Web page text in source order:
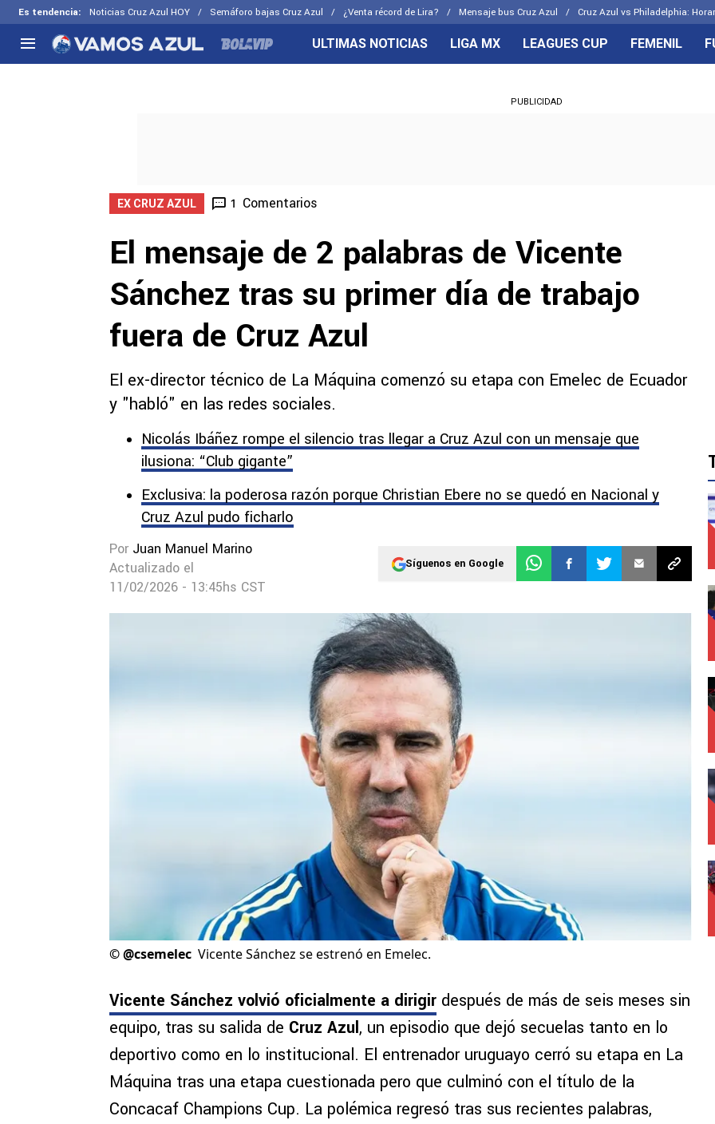
Es tendencia: Noticias Cruz Azul HOY Semáforo bajas Cruz Azul ¿Venta récord de Lira? Mensaje bus Cruz Azul Cruz Azul vs Philadelphia:
Selección Mexicana
CELESTES
ULTIMAS NOTICIAS LIGA MX LEAGUES CUP FEMENIL
PUBLICIDAD
EX CRUZ AZUL 1 Comentarios
El mensaje de 2 palabras de Vicente
Sánchez tras su primer día de trabajo
fuera de Cruz Azul
El ex-director técnico de La Máquina comenzó su etapa con Emelec de Ecuador
y "habló" en las redes sociales.
Nicolás Ibáñez rompe el silencio tras llegar a Cruz Azul con un mensaje que
ilusiona: “Club gigante”
Exclusiva: la poderosa razón porque Christian Ebere no se quedó en Nacional y
Cruz Azul pudo ficharlo
Por Juan Manuel Marino
Actualizado el
11/02/2026 - 13:45hs CST
Síguenos en Google
©@csemelec Vicente Sánchez se estrenó en Emelec.
Vicente Sánchez volvió oficialmente a dirigir después de más de seis meses sin
equipo, tras su salida de Cruz Azul, un episodio que dejó secuelas tanto en lo
deportivo como en lo institucional. El entrenador uruguayo cerró su etapa en La
Máquina tras una etapa cuestionada pero que culminó con el título de la
Concacaf Champions Cup. La polémica regresó tras sus recientes palabras,